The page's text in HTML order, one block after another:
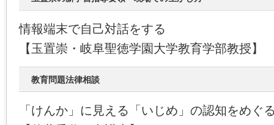
情報端末で自己対話をする
【玉置崇・岐阜聖徳学園大学教育学部教授】
教育問題法律相談
「けんか」に見える「いじめ」の認知をめぐ